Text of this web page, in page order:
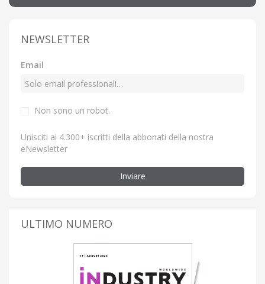
NEWSLETTER
Email
Non sono un robot.
Unisciti ai 4.300+ iscritti della abbonati della nostra
eNewsletter
Inviare
ULTIMO NUMERO